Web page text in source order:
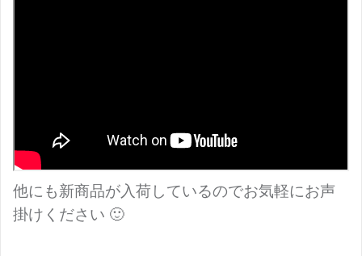
他にも新商品が入荷しているのでお気軽にお声
掛けください 🙂